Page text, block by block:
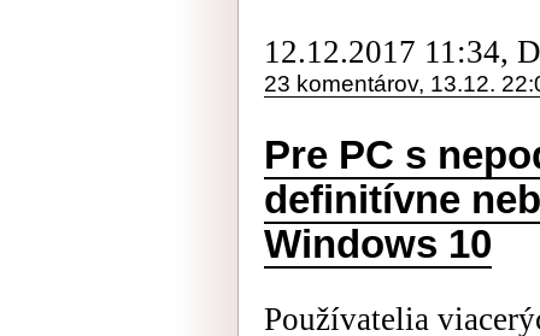
12.12.2017 11:34,
23 komentárov, 13.12.
Pre PC s
definitívne
Windows 10
Používatelia